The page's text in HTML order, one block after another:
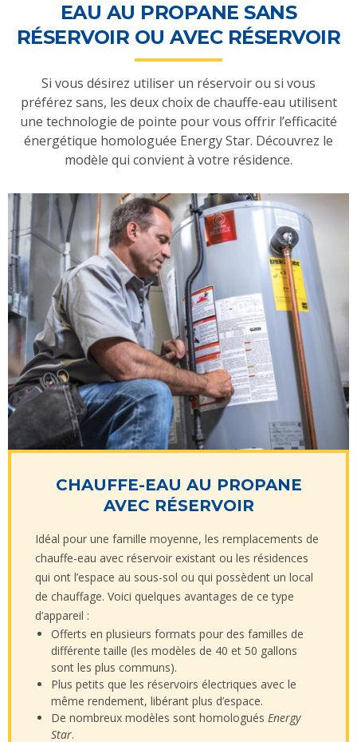
EAU AU PROPANE SANS
RÉSERVOIR OU AVEC RÉSERVOIR
Si vous désirez utiliser un réservoir ou si vous
préférez sans, les deux choix de chauffe-eau utilisent
une technologie de pointe pour vous offrir l’efficacité
énergétique homologuée Energy Star. Découvrez le
modèle qui convient à votre résidence.
CHAUFFE-EAU AU PROPANE
AVEC RÉSERVOIR
Idéal pour une famille moyenne, les remplacements de
chauffe-eau avec réservoir existant ou les résidences
qui ont l’espace au sous-sol ou qui possèdent un local
de chauffage. Voici quelques avantages de ce type
d’appareil :
Offerts en plusieurs formats pour des familles de
différente taille (les modèles de 40 et 50 gallons
sont les plus communs).
Plus petits que les réservoirs électriques avec le
même rendement, libérant plus d’espace.
De nombreux modèles sont homologués Energy
Star.